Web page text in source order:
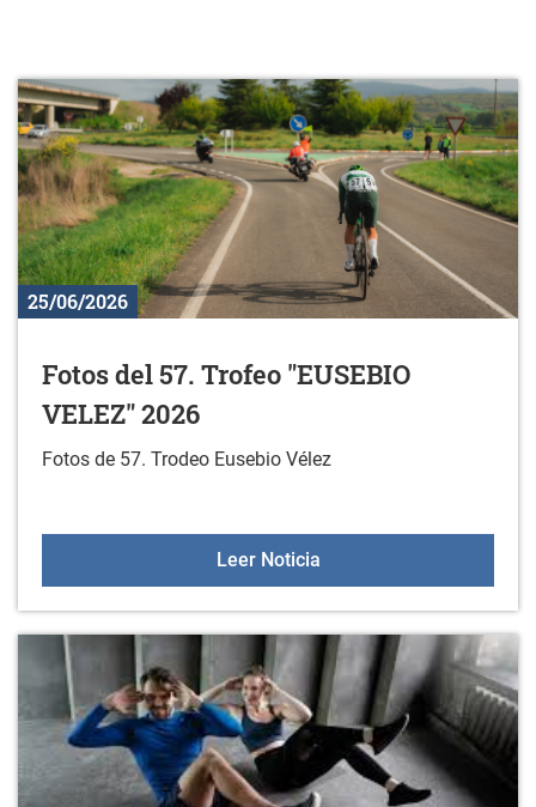
25/06/2026
Fotos del 57. Trofeo "EUSEBIO
VELEZ" 2026
Fotos de 57. Trodeo Eusebio Vélez
Leer NoticiaFotos del 57. Trofeo